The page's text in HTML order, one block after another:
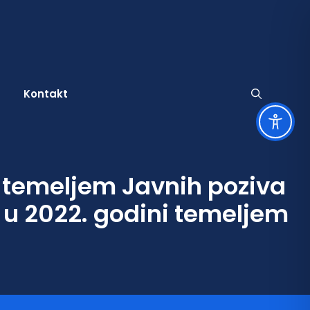
obavijesti
za udruge
osobe
Kontakt
Javnih poziva
2022. godini temeljem